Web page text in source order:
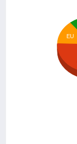
EU